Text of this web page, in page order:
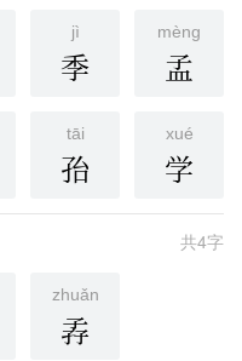
jì
季
mèng
孟
tāi
孡
xué
学
共4字
zhuǎn
孨